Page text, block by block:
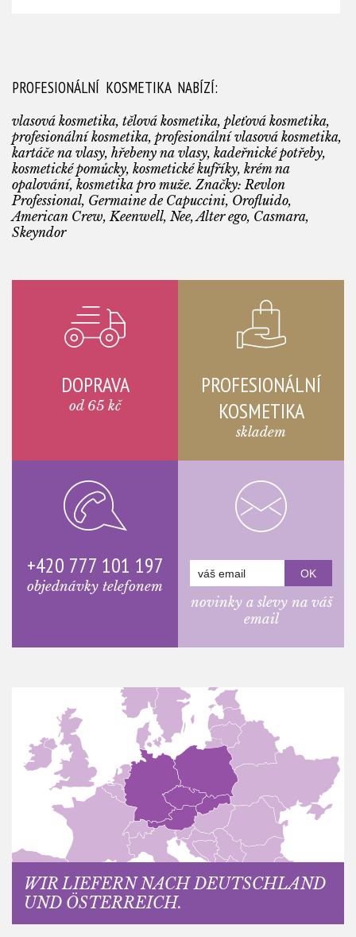
PROFESIONÁLNÍ KOSMETIKA NABÍZÍ:
vlasová kosmetika, tělová kosmetika, pleťová kosmetika,
profesionální kosmetika, profesionální vlasová kosmetika,
kartáče na vlasy, hřebeny na vlasy, kadeřnické potřeby,
kosmetické pomůcky, kosmetické kufříky, krém na
opalování, kosmetika pro muže. Značky: Revlon
Professional, Germaine de Capuccini, Orofluido,
American Crew, Keenwell, Nee, Alter ego, Casmara,
Skeyndor
DOPRAVA
od 65 kč
PROFESIONÁLNÍ
KOSMETIKA
skladem
+420 777 101 197
objednávky telefonem
novinky a slevy na váš
email
WIR LIEFERN NACH DEUTSCHLAND
UND ÖSTERREICH.